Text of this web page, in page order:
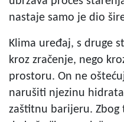
nastaje samo je dio
Klima uređaj, s druge
kroz zračenje, nego
prostoru. On ne
narušiti njezinu
zaštitnu barijeru. Zbog